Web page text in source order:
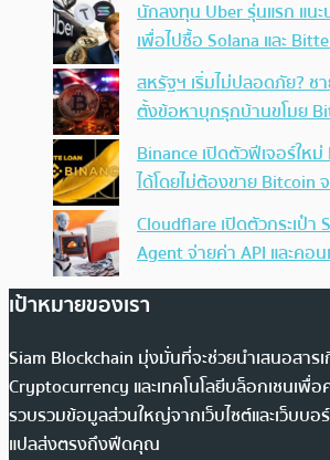
นักลงทุน Uber รุ่นแรก แนะ
เพื่อไปซื้อ Solana และ
สหรัฐฯ เริ่มไม่ปลอดภัย?
ตั้งข้อหาบุกรุกบ้านขโมย
Binance เปิดตัวฟีเจอร์ให
ได้โดยไม่ต้องขาย Bitcoin
Cloudflare เปิดตัวกระเป๋า
Agent จ่ายค่า API และคอน
เป้าหมายของเรา
Siam Blockchain มุ่งมั่นที่จะช่วยนำเสนอสาร
Cryptocurrency และเทคโนโลยีบล็อกเชนเพื่อ
รวบรวมข้อมูลส่วนใหญ่จากเว็บไซต์และเว็บบอ
แปลส่งตรงถึงฟีดคุณ